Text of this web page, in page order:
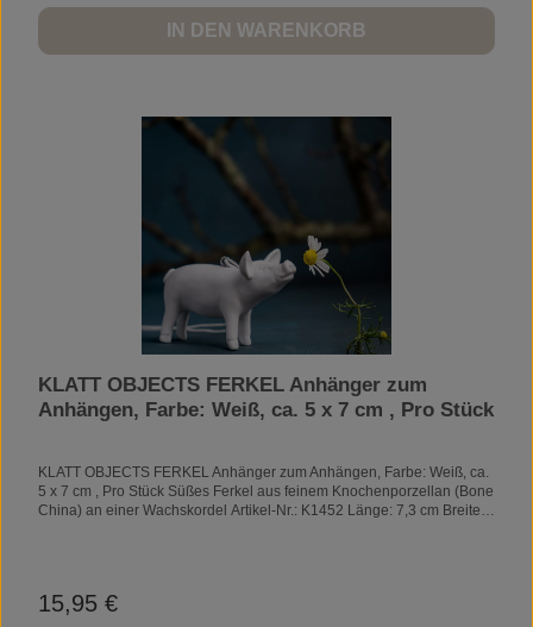
IN DEN WARENKORB
KLATT OBJECTS FERKEL Anhänger zum
Anhängen, Farbe: Weiß, ca. 5 x 7 cm , Pro Stück
KLATT OBJECTS FERKEL Anhänger zum Anhängen, Farbe: Weiß, ca.
5 x 7 cm , Pro Stück Süßes Ferkel aus feinem Knochenporzellan (Bone
China) an einer Wachskordel Artikel-Nr.: K1452 Länge: 7,3 cm Breite:
Regulärer Preis:
15,95 €